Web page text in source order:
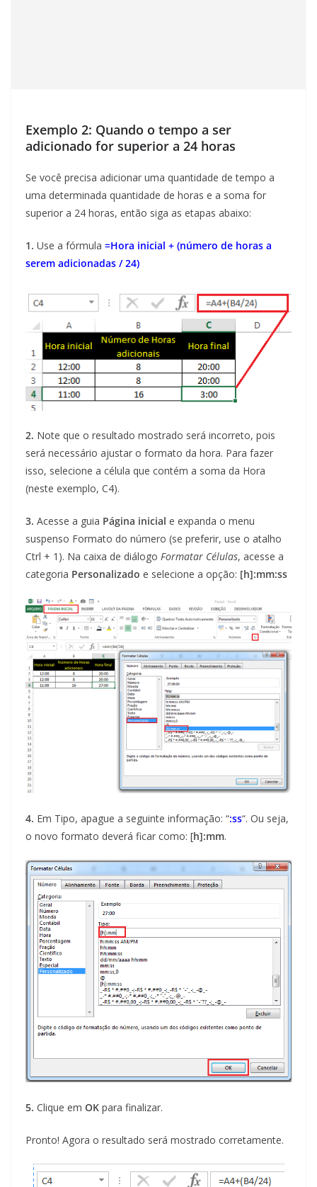
Exemplo 2: Quando o tempo a ser
adicionado for superior a 24 horas
Se você precisa adicionar uma quantidade de tempo a
uma determinada quantidade de horas e a soma for
superior a 24 horas, então siga as etapas abaixo:
1. Use a fórmula =Hora inicial + (número de horas a
serem adicionadas / 24)
2. Note que o resultado mostrado será incorreto, pois
será necessário ajustar o formato da hora. Para fazer
isso, selecione a célula que contém a soma da Hora
(neste exemplo, C4).
3. Acesse a guia Página inicial e expanda o menu
suspenso Formato do número (se preferir, use o atalho
Ctrl + 1). Na caixa de diálogo Formatar Células, acesse a
categoria Personalizado e selecione a opção: [h]:mm:ss
4. Em Tipo, apague a seguinte informação: “:ss“. Ou seja,
o novo formato deverá ficar como: [h]:mm.
5. Clique em OK para finalizar.
Pronto! Agora o resultado será mostrado corretamente.